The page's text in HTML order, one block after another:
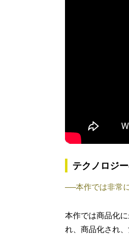
テクノロジ
──本作では非常
本作では商品化
れ、商品化され